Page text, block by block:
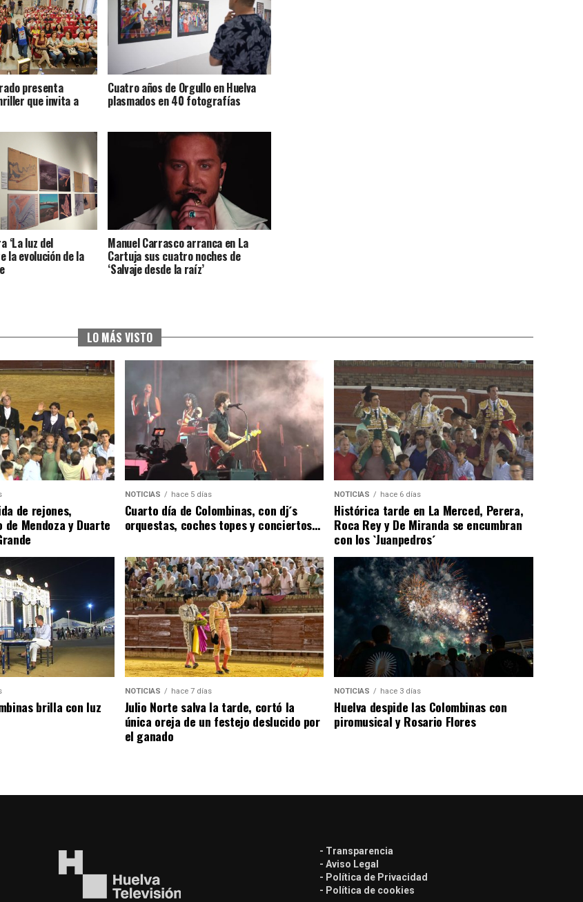
presenta
que invita a
Cuatro años de Orgullo en Huelva
plasmados en 40 fotografías
‘La luz del
la evolución de la
Manuel Carrasco arranca en La
Cartuja sus cuatro noches de
‘Salvaje desde la raíz’
LO MÁS VISTO
de rejones,
de Mendoza y Duarte
NOTICIAS hace 5 días
Cuarto día de Colombinas, con dj´s
orquestas, coches topes y conciertos…
NOTICIAS hace 6 días
Histórica tarde en La Merced, Perera,
Roca Rey y De Miranda se encumbran
con los `Juanpedros´
brilla con luz
NOTICIAS hace 7 días
Julio Norte salva la tarde, cortó la
única oreja de un festejo deslucido por
el ganado
NOTICIAS hace 3 días
Huelva despide las Colombinas con
piromusical y Rosario Flores
- Transparencia
- Aviso Legal
- Política de Privacidad
- Política de cookies